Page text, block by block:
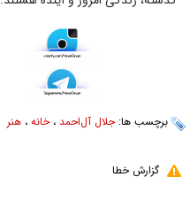
برچسب ها:جلال آل‌احمد ،خانه ، هنر
گزارش خطا